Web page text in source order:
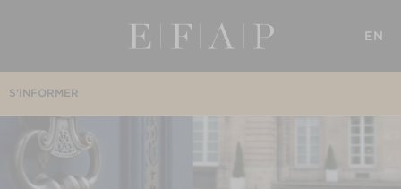
EN
S'INFORMER